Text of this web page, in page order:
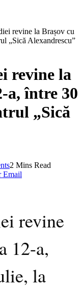
revine la Brașov cu
„Sică Alexandrescu”
revine la
a, între 30
„Sică
2 Mins Read
Email
revine
12-a,
la